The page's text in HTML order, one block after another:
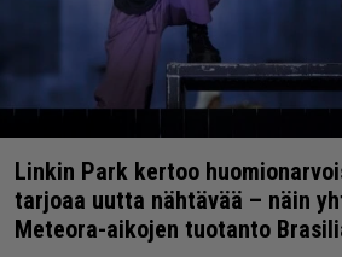
Linkin Park kertoo
tarjoaa uutta nähtävää – näin
Meteora-aikojen tuotanto